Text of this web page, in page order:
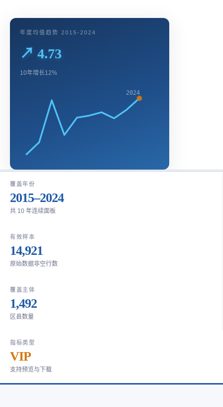
年度均值趋势 2015-2024
↗ 4.73
10年增长12%
2024
覆盖年份
2015–2024
共 10 年连续面板
有效样本
14,921
原始数据非空行数
覆盖主体
1,492
区县数量
指标类型
VIP
支持预览与下载